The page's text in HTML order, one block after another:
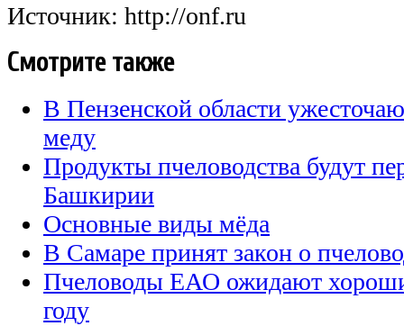
Источник: http://onf.ru
Смотрите также
В Пензенской области
меду
Продукты пчеловодства будут
Башкирии
Основные виды мёда
В Самаре принят закон о
Пчеловоды ЕАО ожидают
году